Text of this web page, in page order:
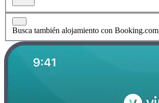
Busca también alojamiento con Booking.com